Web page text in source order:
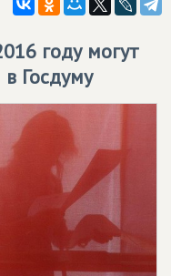
году могут
Госдуму